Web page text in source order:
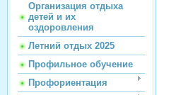
Организация отдыха
детей и их
оздоровления
Летний отдых 2025
Профильное обучение
Профориентация